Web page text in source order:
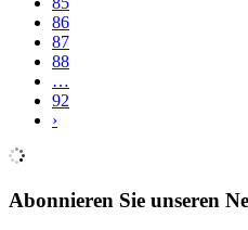
86
87
88
…
92
›
Abonnieren Sie unseren